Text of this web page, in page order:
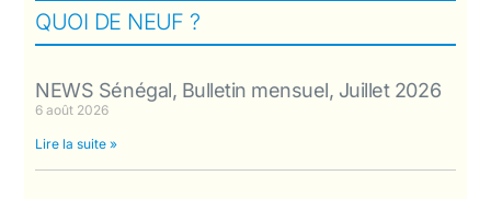
QUOI DE NEUF ?
NEWS Sénégal, Bulletin mensuel, Juillet 2026
6 août 2026
Lire la suite »